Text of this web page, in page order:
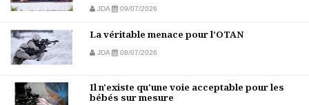
JDA 09/07/2026
La véritable menace pour l’OTAN
JDA 08/07/2026
Il n'existe qu'une voie acceptable pour les
bébés sur mesure